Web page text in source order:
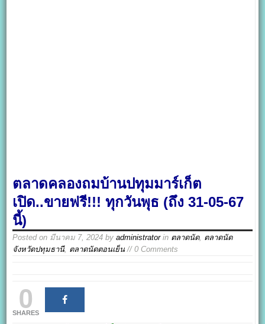
ตลาดคลองถมบ้านปทุมมาร์เก็ต
เปิด..ขายฟรี!!! ทุกวันพุธ (ถึง 31-05-67
นี้)
Posted on มีนาคม 7, 2024 byadministratorin ตลาดนัด, ตลาดนัด
จังหวัดปทุมธานี, ตลาดนัดตอนเย็น // 0 Comments
0
SHARES